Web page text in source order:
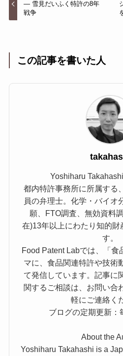
— 雪見だいふく特許の8年
戦争
この記事を書いた人
Yoshiharu
都内特許事務所に所属する
員の弁理士。化学・バイオ
願、FTO調査、無効資料
在)13年以上にわたり知的財
す。
Food Patent Labでは、「食
マに、食品関連特許や技術
て発信しています。記事に
関するご相談は、お問い合
軽にご連絡く
ブログの定期更新：
About the
Yoshiharu Takahashi is a